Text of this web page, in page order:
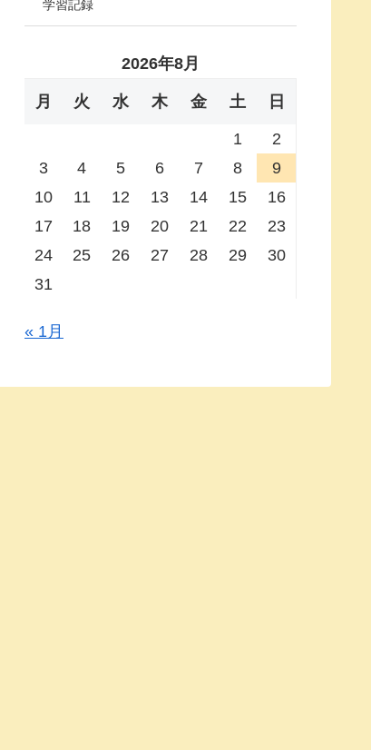
学習記録
2026年8月
月 火 水 木 金 土 日
1
2
3
4 5 6 7 8
9
10
11 12 13 14 15
16
17
18 19 20 21 22
23
24
25 26 27 28 29
30
31
« 1月